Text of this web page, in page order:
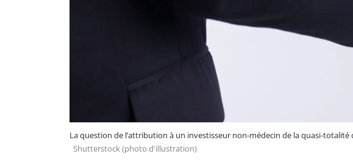
La question de l’attribution à un investisseur non-médecin de la quasi-
Shutterstock (photo d'illustration)